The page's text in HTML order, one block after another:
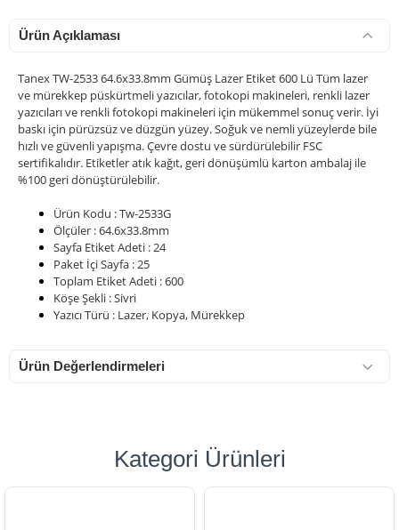
900 TL Üzeri Kargo Ücretsiz
Ürün Açıklaması
Tanex TW-2533 64.6x33.8mm Gümüş Lazer Etiket 600 Lü Tüm lazer
ve mürekkep püskürtmeli yazıcılar, fotokopi makineleri, renkli lazer
yazıcıları ve renkli fotokopi makineleri için mükemmel sonuç verir. İyi
baskı için pürüzsüz ve düzgün yüzey. Soğuk ve nemli yüzeylerde bile
hızlı ve güvenli yapışma. Çevre dostu ve sürdürülebilir FSC
sertifikalıdır. Etiketler atık kağıt, geri dönüşümlü karton ambalaj ile
%100 geri dönüştürülebilir.
Ürün Kodu : Tw-2533G
Ölçüler : 64.6x33.8mm
Sayfa Etiket Adeti : 24
Paket İçi Sayfa : 25
Toplam Etiket Adeti : 600
Köşe Şekli : Sivri
Yazıcı Türü : Lazer, Kopya, Mürekkep
Ürün Değerlendirmeleri
Kategori Ürünleri